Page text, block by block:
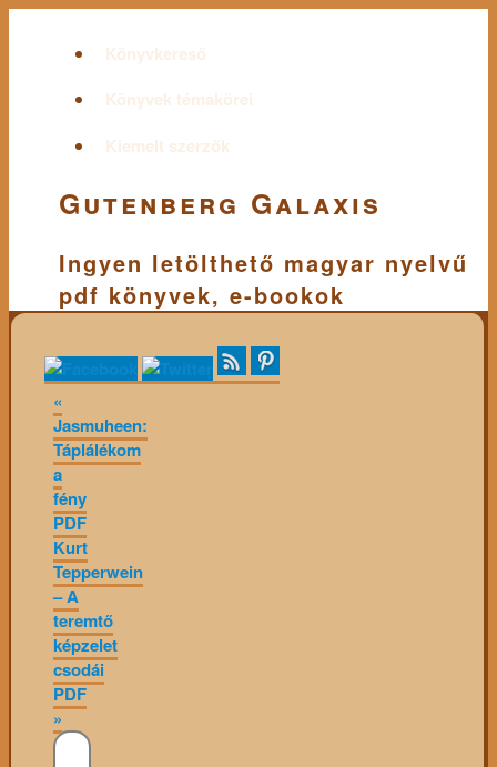
Könyvkereső
Könyvek témakörei
Kiemelt szerzők
Gutenberg Galaxis
Ingyen letölthető magyar nyelvű
pdf könyvek, e-bookok
«
Jasmuheen:
Táplálékom
a
fény
PDF
Kurt
Tepperwein
– A
teremtő
képzelet
csodái
PDF
»